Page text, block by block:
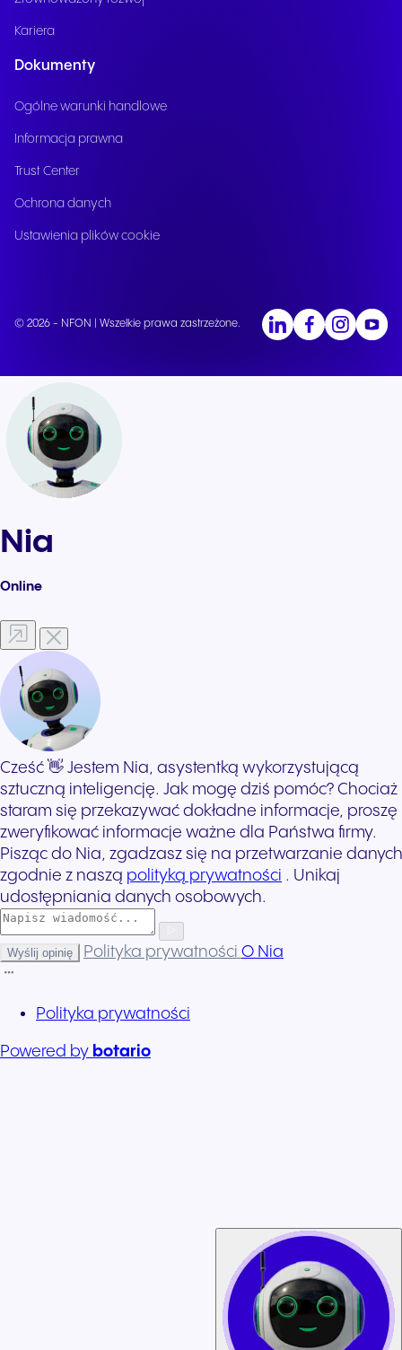
Kariera
Dokumenty
Ogólne warunki handlowe
Informacja prawna
Trust Center
Ochrona danych
Ustawienia plików cookie
© 2026 - NFON | Wszelkie prawa zastrzeżone.